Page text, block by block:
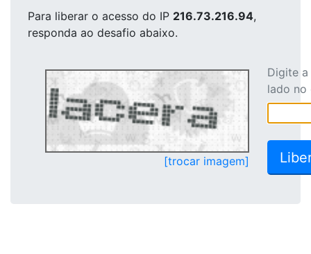
Para liberar o acesso do IP 216.73.216.94,
responda ao desafio abaixo.
[trocar imagem]
Digite
lado no